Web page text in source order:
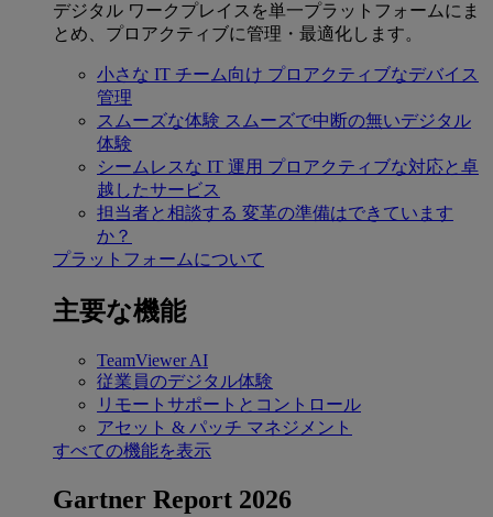
デジタル ワークプレイスを単一プラットフォームにま
とめ、プロアクティブに管理・最適化します。
小さな IT チーム向け プロアクティブなデバイス
管理
スムーズな体験 スムーズで中断の無いデジタル
体験
シームレスな IT 運用 プロアクティブな対応と卓
越したサービス
担当者と相談する 変革の準備はできています
か？
プラットフォームについて
主要な機能
TeamViewer AI
従業員のデジタル体験
リモートサポートとコントロール
アセット & パッチ マネジメント
すべての機能を表示
Gartner Report 2026